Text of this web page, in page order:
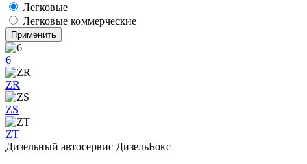
Легковые
Легковые коммерческие
6
ZR
ZS
ZT
Дизельный автосервис ДизельБокс